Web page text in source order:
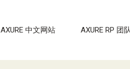
AXURE 中文网站 AXURE RP 团